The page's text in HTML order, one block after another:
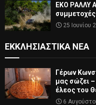
ΕΚΟ ΡΑΛΛΥ
25 Ιουνίου
ΕΚΚΛΗΣΙΑΣΤΙΚΆ ΝΈΑ
Γέρων
μας σώζει
έλεος του
6